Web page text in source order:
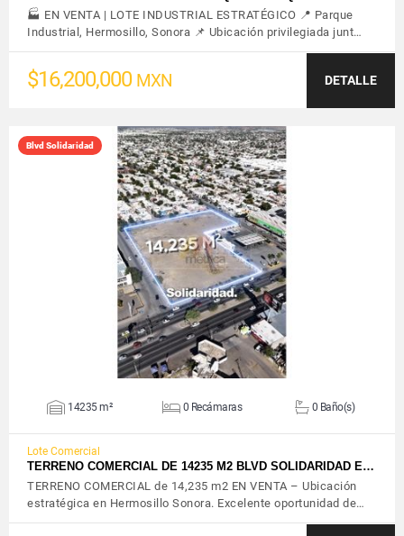
🏭 EN VENTA | LOTE INDUSTRIAL ESTRATÉGICO 📍 Parque
Industrial, Hermosillo, Sonora 📌 Ubicación privilegiada junt…
$16,200,000 MXN DETALLE
Blvd Solidaridad
VER DETALLES
14235 m² 0 Recámaras 0 Baño(s)
Lote Comercial
TERRENO COMERCIAL DE 14235 M2 BLVD SOLIDARIDAD E…
TERRENO COMERCIAL de 14,235 m2 EN VENTA – Ubicación
estratégica en Hermosillo Sonora. Excelente oportunidad de…